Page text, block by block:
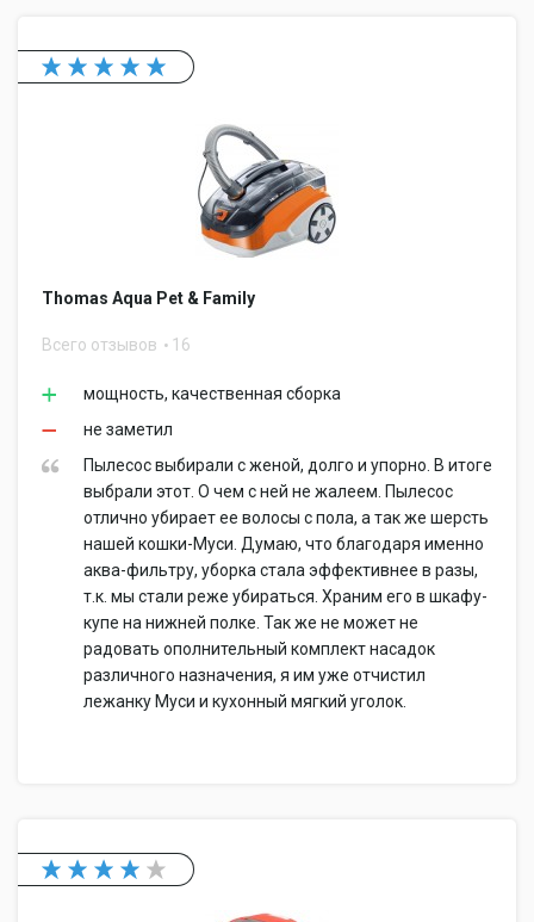
Thomas Aqua Pet & Family
Всего отзывов 16
мощность, качественная сборка
не заметил
Пылесос выбирали с женой, долго и упорно. В итоге
выбрали этот. О чем с ней не жалеем. Пылесос
отлично убирает ее волосы с пола, а так же шерсть
нашей кошки-Муси. Думаю, что благодаря именно
аква-фильтру, уборка стала эффективнее в разы,
т.к. мы стали реже убираться. Храним его в шкафу-
купе на нижней полке. Так же не может не
радовать ополнительный комплект насадок
различного назначения, я им уже отчистил
лежанку Муси и кухонный мягкий уголок.